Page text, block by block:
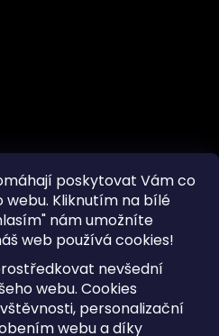
poskytovat Vám co
webu. Kliknutím na bílé
nám umožníte
web používá cookies!
nevšední
webu. Cookies
personalizační
webu a díky